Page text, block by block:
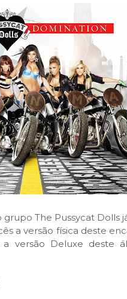
The Pussycat Dolls
a versão física deste
a versão Deluxe deste